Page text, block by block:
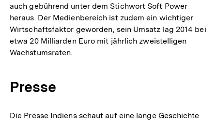
auch gebührend unter dem Stichwort Soft Power
heraus. Der Medienbereich ist zudem ein wichtiger
Wirtschaftsfaktor geworden, sein Umsatz lag 2014 bei
etwa 20 Milliarden Euro mit jährlich zweistelligen
Wachstumsraten.
Presse
Die Presse Indiens schaut auf eine lange Geschichte